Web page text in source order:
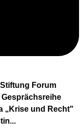
Forum
„Krise und Recht"